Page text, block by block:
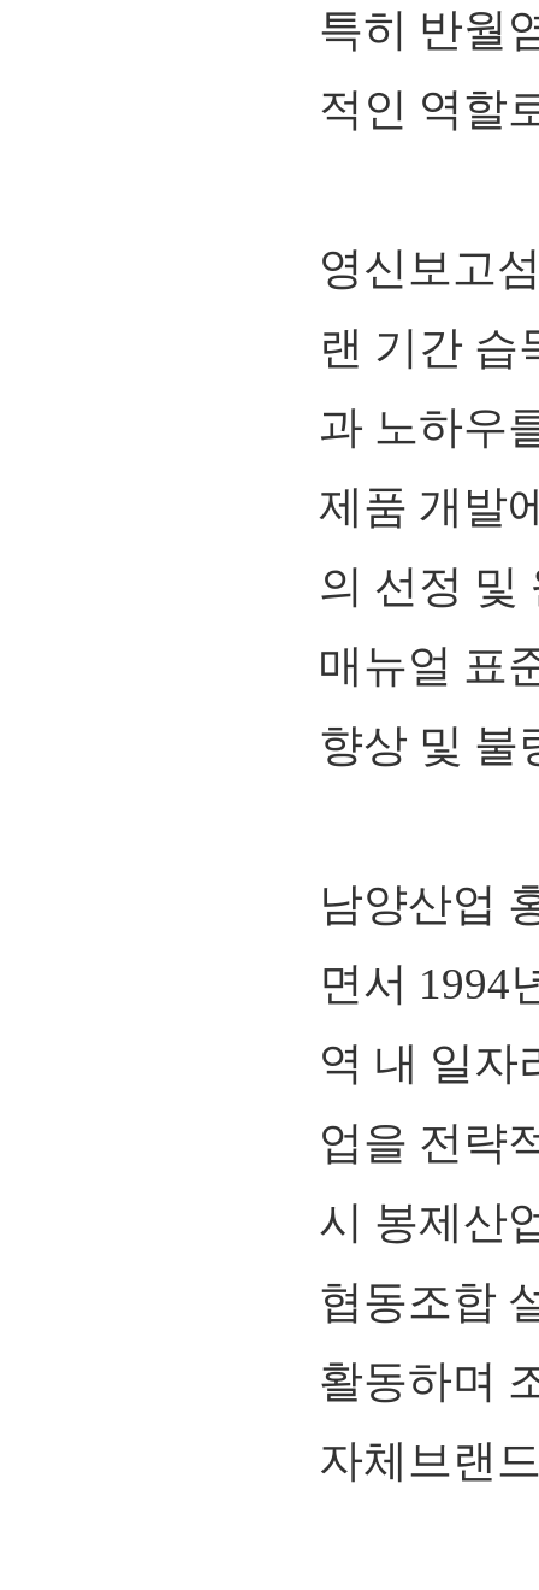
특히 반월
적인 역할
영신보고
랜 기간 습
과 노하우
제품 개발
의 선정 및
매뉴얼 표
향상 및 불
남양산업
면서 1994
역 내 일자
업을 전략
시 봉제산
협동조합
활동하며
자체브랜